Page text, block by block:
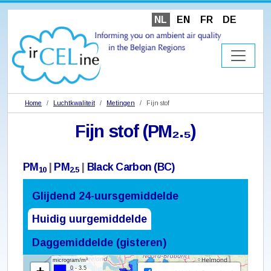
NL EN FR DE
Home Luchtkwaliteit Metingen Fijn stof
Fijn stof (PM₂.₅)
PM 10| PM2.5 Black Carbon (BC)
Glijdend 24-uursgemiddelde
Huidig uurgemiddelde
Daggemiddelde (gisteren)